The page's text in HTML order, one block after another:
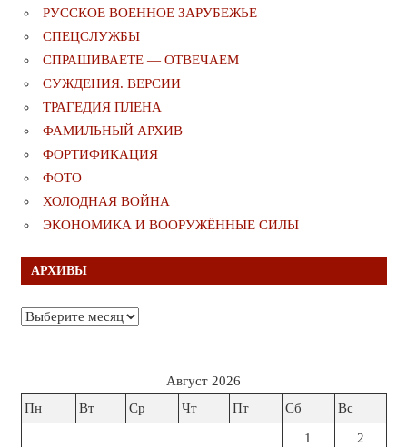
РУССКОЕ ВОЕННОЕ ЗАРУБЕЖЬЕ
СПЕЦСЛУЖБЫ
СПРАШИВАЕТЕ — ОТВЕЧАЕМ
СУЖДЕНИЯ. ВЕРСИИ
ТРАГЕДИЯ ПЛЕНА
ФАМИЛЬНЫЙ АРХИВ
ФОРТИФИКАЦИЯ
ФОТО
ХОЛОДНАЯ ВОЙНА
ЭКОНОМИКА И ВООРУЖЁННЫЕ СИЛЫ
АРХИВЫ
Архивы
Август 2026
Пн
Вт Ср Чт Пт Сб Вс
1 2